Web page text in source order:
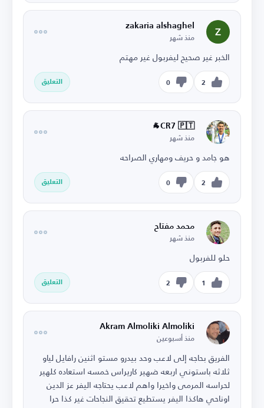
zakaria alshaghel
منذ شهر
الخبر غير صحيح ليفربول غير مهتم
2
0 التعليق
CR7 🇵🇹🐐
منذ شهر
هو جامد و حريف ومهاري الصراحه
2
0 التعليق
محمد مفتاح
منذ شهر
حلو للفربول
1
2 التعليق
Akram Almoliki Almoliki
منذ أسبوعين
الفريق بحاجه إلى لاعب وحد بيدرو مستو اثنين رافايل لياو
ثلاثه باستوني اربعه ضهير كاريراس خمسه استعاده كلهير
لحراسه المرمى واخيرا واهم لاعب يحتاجه اليفر عز الدين
اوناحي هاكذا اليفر يستطيع تحقيق النجاحات غير كذا حرا